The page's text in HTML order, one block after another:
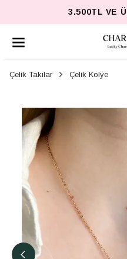
3.500TL VE
Çelik Takılar Çelik Kolye